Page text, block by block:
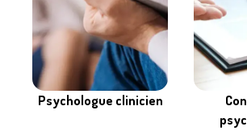
Psychologue clinicien